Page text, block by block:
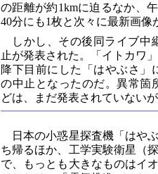
の距離が約1kmに迫るなか、
40分にも1枚と次々に最新画像
しかし、その後同ライブ中
止が発表された。「イトカワ
降下目前にした「はやぶさ」
の中止となったのだ。異常箇
どは、まだ発表されていない
日本の小惑星探査機「はや
ち帰るほか、工学実験衛星（
で、もっとも大きなものはイ